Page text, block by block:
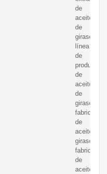
de
aceite
de
girasol,
línea
de
producción
de
aceite
de
girasol,
fabrica
de
aceite
girasol,
fabricas
de
aceite